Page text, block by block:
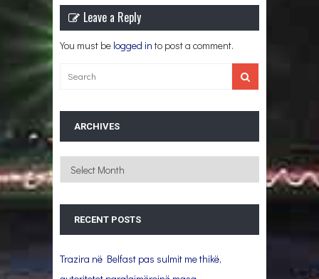
Leave a Reply
You must be logged in to post a comment.
ARCHIVES
Archives
RECENT POSTS
Trazira në Belfast pas sulmit me thikë,